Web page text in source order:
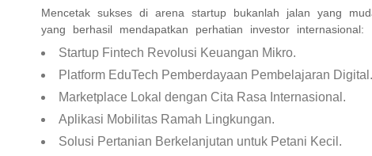
Mencetak sukses di arena startup bukanlah jalan yang
yang berhasil mendapatkan perhatian investor internasional:
Startup Fintech Revolusi Keuangan Mikro.
Platform EduTech Pemberdayaan Pembelajaran Digital.
Marketplace Lokal dengan Cita Rasa Internasional.
Aplikasi Mobilitas Ramah Lingkungan.
Solusi Pertanian Berkelanjutan untuk Petani Kecil.